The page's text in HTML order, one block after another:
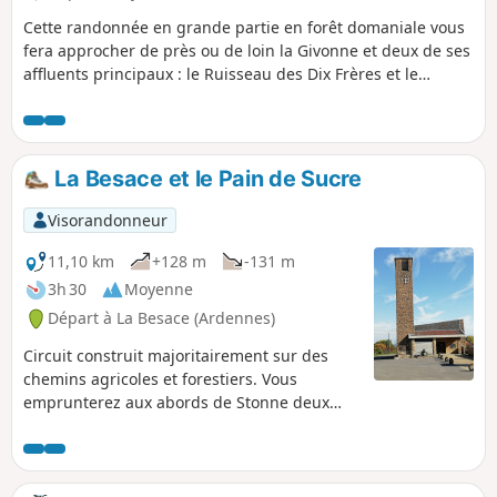
Cette randonnée en grande partie en forêt domaniale vous
fera approcher de près ou de loin la Givonne et deux de ses
affluents principaux : le Ruisseau des Dix Frères et le
sur l'ancien tracé du Bouillonnais, petit train qui reliait
Sedan et Bouillon.
La Besace et le Pain de Sucre
Visorandonneur
11,10 km
+128 m
-131 m
3h 30
Moyenne
Départ à La Besace (Ardennes)
Circuit construit majoritairement sur des
chemins agricoles et forestiers. Vous
emprunterez aux abords de Stonne deux
Chemin du Curé et la Ruelle Godet.Stonne,
point de passage du circuit était situé sur la